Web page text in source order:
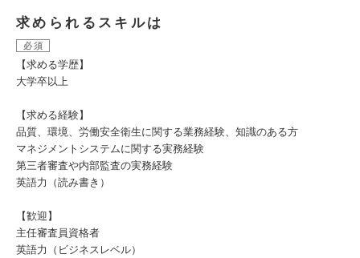
求められるスキルは
必須
【求める学歴】
大学卒以上
【求める経験】
品質、環境、労働安全衛生に関する業務経験、知識のある方
マネジメントシステムに関する実務経験
第三者審査や内部監査の実務経験
英語力（読み書き）
【歓迎】
主任審査員資格者
英語力（ビジネスレベル）